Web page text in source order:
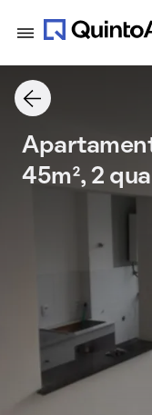
45m², 2